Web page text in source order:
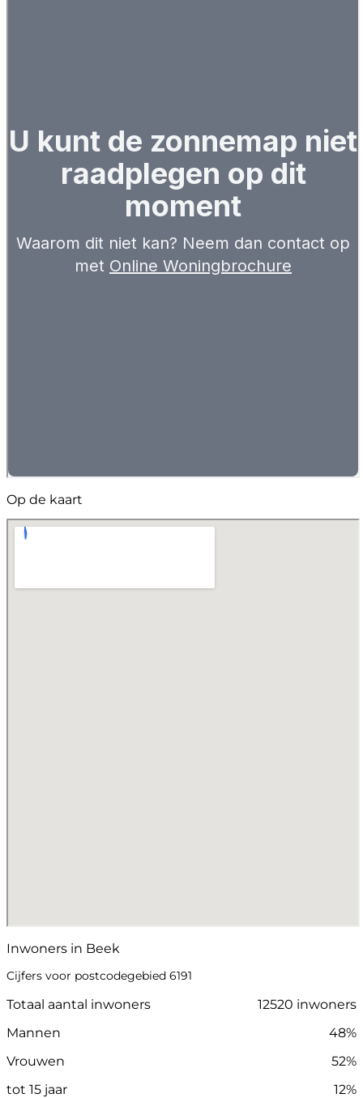
Op de kaart
Inwoners in Beek
Cijfers voor postcodegebied 6191
Totaal aantal inwoners
12520 inwoners
Mannen
48%
Vrouwen
52%
tot 15 jaar
12%